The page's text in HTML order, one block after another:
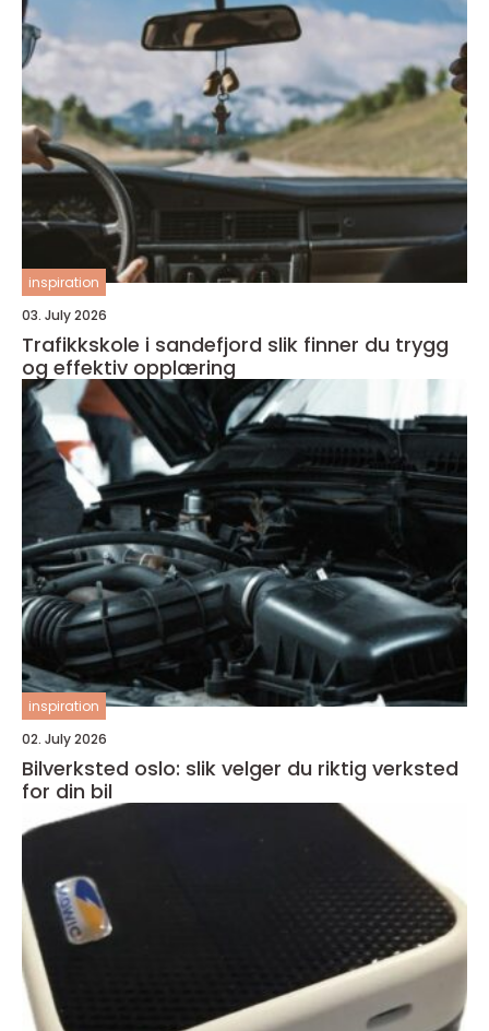
inspiration
03. July 2026
Trafikkskole i sandefjord slik finner du trygg
og effektiv opplæring
inspiration
02. July 2026
Bilverksted oslo: slik velger du riktig verksted
for din bil